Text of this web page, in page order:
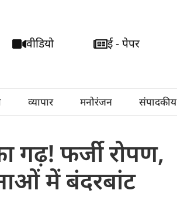
वीडियो ई - पेपर
व्यापार मनोरंजन संपादकीय
गढ़! फर्जी रोपण,
में बंदरबांट